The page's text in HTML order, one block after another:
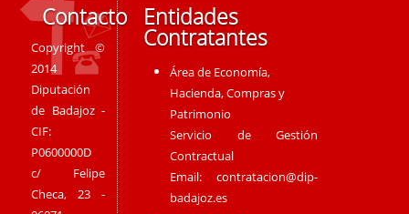
Contacto
Copyright ©
2014
Diputación
de Badajoz -
CIF:
P0600000D
c/ Felipe
Checa, 23 -
Entidades
Contratantes
Área de Economía,
Hacienda, Compras y
Patrimonio
Servicio de Gestión
Contractual
Email:contratacion@dip-
badajoz.es